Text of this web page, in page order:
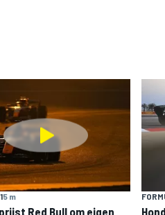
5 m
Red Bull om eigen